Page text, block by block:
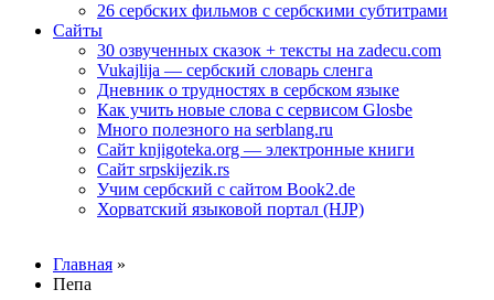
26 сербских фильмов с сербскими субтитрами
Сайты
30 озвученных сказок + тексты на zadecu.com
Vukajlija — сербский словарь сленга
Дневник о трудностях в сербском языке
Как учить новые слова с сервисом Glosbe
Много полезного на serblang.ru
Сайт knjigoteka.org — электронные книги
Сайт srpskijezik.rs
Учим сербский с сайтом Book2.de
Хорватский языковой портал (HJP)
Вы здесьГлавная »
Пепа